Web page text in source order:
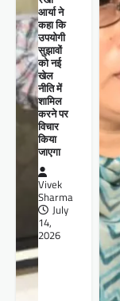
आर्या ने
कहा कि
उपयोगी
सुझावों
को नई
खेल
नीति में
शामिल
करने पर
विचार
किया
जाएगा
Vivek
Sharma
July
14,
2026